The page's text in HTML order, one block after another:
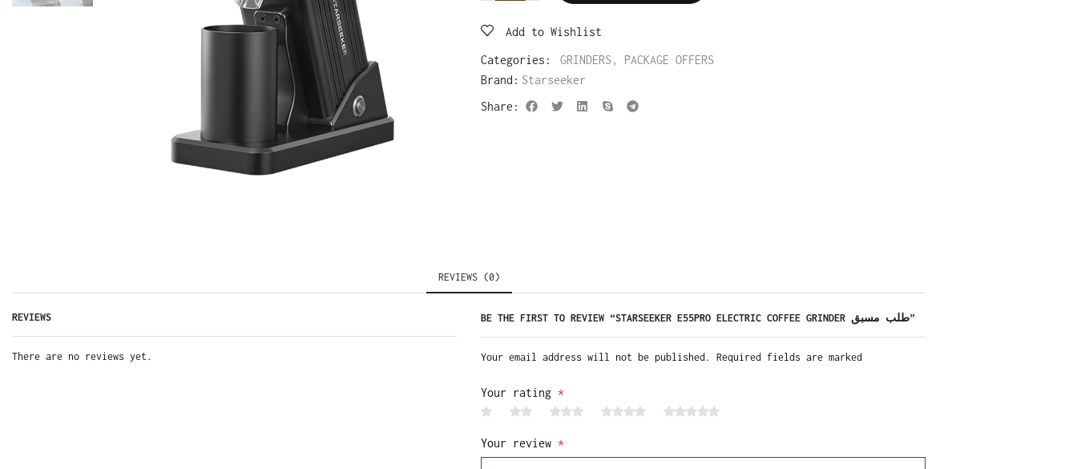
Add to Wishlist
Categories: GRINDERS, PACKAGE OFFERS
Brand: Starseeker
Share:
REVIEWS (0)
REVIEWS
There are no reviews yet.
BE THE FIRST TO REVIEW “STARSEEKER E55PRO ELECTRIC COFFEE GRINDER طلب مسبق”
Your email address will not be published. Required fields are marked
Your rating *
Your review *